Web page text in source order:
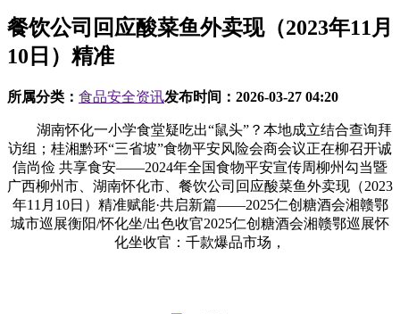
餐饮公司回应酸菜鱼外卖现（2023年11月
10日）精准
所属分类： 食品安全资讯发布时间： 2026-03-27 04:20
湖南怀化一小学食堂疑吃出“鼠头”？本地成立结合查询拜
访组；桂湘黔环“三省坡”食物平安风险会商会议正在柳召开诚
信尚俭 共享食安——2024年全国食物平安宣传周柳州勾当暨
广西柳州市、湖南怀化市、餐饮公司回应酸菜鱼外卖现（2023
年11月10日）精准赋能·共启新篇——2025仁创糖酒会湘赣鄂
城市巡展衡阳/怀化坐/出色收官2025仁创糖酒会湘赣鄂巡展怀
化坐收官：千款爆品市场，